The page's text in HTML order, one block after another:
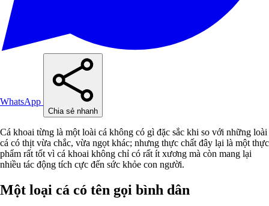
WhatsApp
Chia sẻ nhanh
Cá khoai từng là một loài cá không có gì đặc sắc khi so với những loài
cá có thịt vừa chắc, vừa ngọt khác; nhưng thực chất đây lại là một thực
phẩm rất tốt vì cá khoai không chỉ có rất ít xương mà còn mang lại
nhiều tác động tích cực đến sức khỏe con người.
Một loại cá có tên gọi bình dân